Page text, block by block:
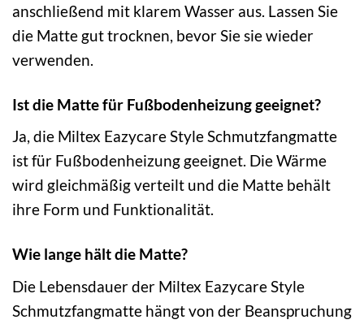
anschließend mit klarem Wasser aus. Lassen Sie
die Matte gut trocknen, bevor Sie sie wieder
verwenden.
Ist die Matte für Fußbodenheizung geeignet?
Ja, die Miltex Eazycare Style Schmutzfangmatte
ist für Fußbodenheizung geeignet. Die Wärme
wird gleichmäßig verteilt und die Matte behält
ihre Form und Funktionalität.
Wie lange hält die Matte?
Die Lebensdauer der Miltex Eazycare Style
Schmutzfangmatte hängt von der Beanspruchung